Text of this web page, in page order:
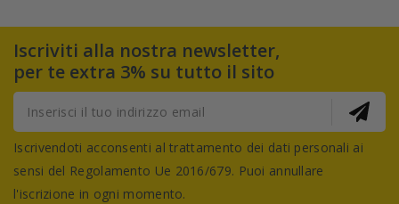
Iscriviti alla nostra newsletter,
per te extra 3% su tutto il sito
Iscrivendoti acconsenti al trattamento dei dati personali ai
sensi del Regolamento Ue 2016/679. Puoi annullare
l'iscrizione in ogni momento.